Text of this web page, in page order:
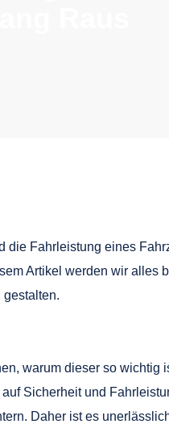
die Fahrleistung eines
Artikel werden wir alles
warum dieser so wichtig
Sicherheit und
Daher ist es